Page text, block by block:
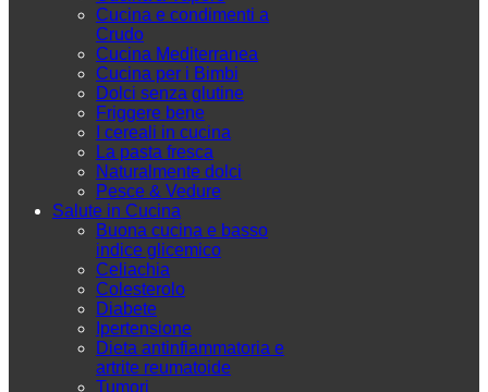
Cucina e condimenti a
Crudo
Cucina Mediterranea
Cucina per i Bimbi
Dolci senza glutine
Friggere bene
I cereali in cucina
La pasta fresca
Naturalmente dolci
Pesce & Vedure
Salute in Cucina
Buona cucina e basso
indice glicemico
Celiachia
Colesterolo
Diabete
Ipertensione
Dieta antinfiammatoria e
artrite reumatoide
Tumori